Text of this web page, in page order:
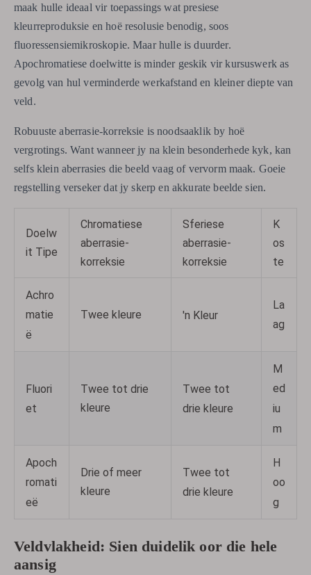
maak hulle ideaal vir toepassings wat presiese
kleurreproduksie en hoë resolusie benodig, soos
fluoressensiemikroskopie. Maar hulle is duurder.
Apochromatiese doelwitte is minder geskik vir kursuswerk as
gevolg van hul verminderde werkafstand en kleiner diepte van
veld.
Robuuste aberrasie-korreksie is noodsaaklik by hoë
vergrotings. Want wanneer jy na klein besonderhede kyk, kan
selfs klein aberrasies die beeld vaag of vervorm maak. Goeie
regstelling verseker dat jy skerp en akkurate beelde sien.
Doelw
it Tipe
Chromatiese
aberrasie-
korreksie
Sferiese
aberrasie-
korreksie
K
os
te
Achro
matie
ë
Twee kleure 'n Kleur
La
ag
Fluori
et
Twee tot drie
kleure
Twee tot
drie kleure
M
ed
iu
m
Apoch
romati
eë
Drie of meer
kleure
Twee tot
drie kleure
H
oo
g
Veldvlakheid: Sien duidelik oor die hele
aansig